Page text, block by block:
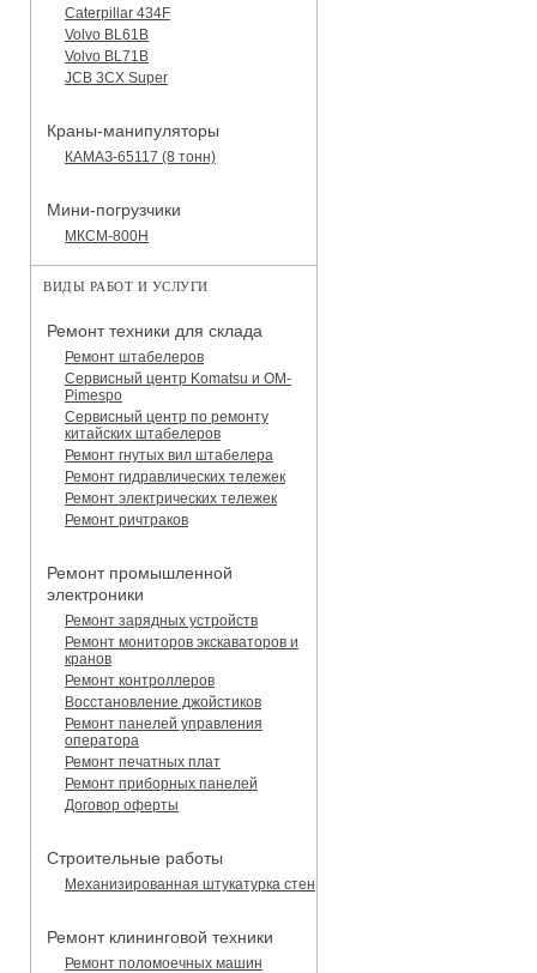
Caterpillar 434F
Volvo BL61B
Volvo BL71B
JCB 3CX Super
Краны-манипуляторы
КАМАЗ-65117 (8 тонн)
Мини-погрузчики
МКСМ-800H
ВИДЫ РАБОТ И УСЛУГИ
Ремонт техники для склада
Ремонт штабелеров
Сервисный центр Komatsu и OM-
Pimespo
Сервисный центр по ремонту
китайских штабелеров
Ремонт гнутых вил штабелера
Ремонт гидравлических тележек
Ремонт электрических тележек
Ремонт ричтраков
Ремонт промышленной
электроники
Ремонт зарядных устройств
Ремонт мониторов экскаваторов и
кранов
Ремонт контроллеров
Восстановление джойстиков
Ремонт панелей управления
оператора
Ремонт печатных плат
Ремонт приборных панелей
Договор оферты
Строительные работы
Механизированная штукатурка стен
Ремонт клининговой техники
Ремонт поломоечных машин